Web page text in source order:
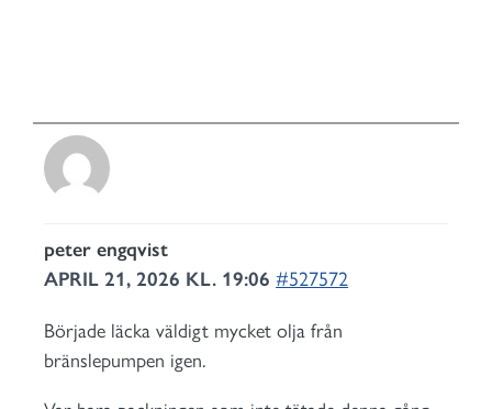
peter engqvist
APRIL 21, 2026 KL. 19:06 #527572
Började läcka väldigt mycket olja från
bränslepumpen igen.